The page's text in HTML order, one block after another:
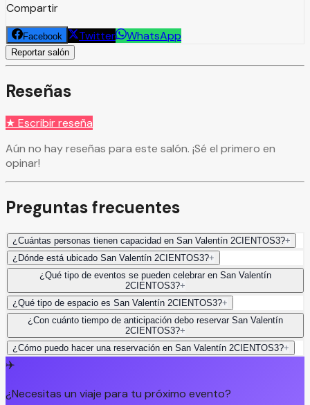
Compartir
Facebook Twitter WhatsApp
Reportar salón
Reseñas
★ Escribir reseña
Aún no hay reseñas para este salón. ¡Sé el primero en
opinar!
Preguntas frecuentes
¿Cuántas personas tienen capacidad en San Valentín 2CIENTOS3?+
¿Dónde está ubicado San Valentín 2CIENTOS3?+
¿Qué tipo de eventos se pueden celebrar en San Valentín
2CIENTOS3?+
¿Qué tipo de espacio es San Valentín 2CIENTOS3?+
¿Con cuánto tiempo de anticipación debo reservar San Valentín
2CIENTOS3?+
¿Cómo puedo hacer una reservación en San Valentín 2CIENTOS3?+
✈️
¿Necesitas un viaje para tu próximo evento?